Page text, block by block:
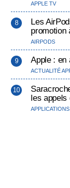
APPLE TV
Les
promotion
AIRPODS
Apple : en
ACTUALITÉ
les appels